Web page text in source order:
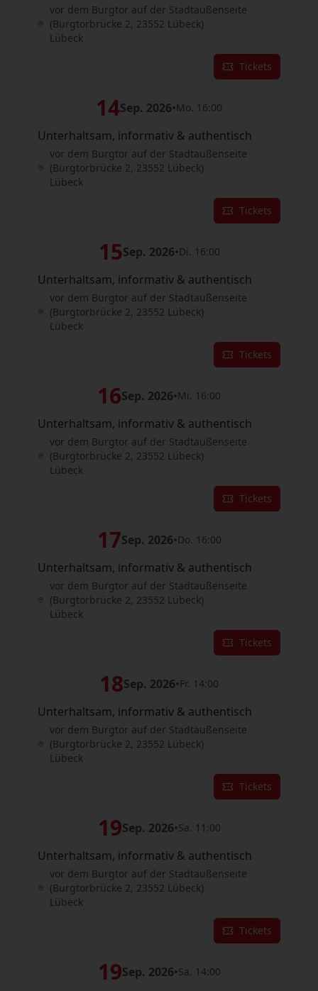
vor dem Burgtor auf der Stadtaußenseite
(Burgtorbrücke 2, 23552 Lübeck)
Lübeck
Tickets
14Sep. 2026•Mo. 16:00
Unterhaltsam, informativ & authentisch
vor dem Burgtor auf der Stadtaußenseite
(Burgtorbrücke 2, 23552 Lübeck)
Lübeck
Tickets
15Sep. 2026•Di. 16:00
Unterhaltsam, informativ & authentisch
vor dem Burgtor auf der Stadtaußenseite
(Burgtorbrücke 2, 23552 Lübeck)
Lübeck
Tickets
16Sep. 2026•Mi. 16:00
Unterhaltsam, informativ & authentisch
vor dem Burgtor auf der Stadtaußenseite
(Burgtorbrücke 2, 23552 Lübeck)
Lübeck
Tickets
17Sep. 2026•Do. 16:00
Unterhaltsam, informativ & authentisch
vor dem Burgtor auf der Stadtaußenseite
(Burgtorbrücke 2, 23552 Lübeck)
Lübeck
Tickets
18Sep. 2026•Fr. 14:00
Unterhaltsam, informativ & authentisch
vor dem Burgtor auf der Stadtaußenseite
(Burgtorbrücke 2, 23552 Lübeck)
Lübeck
Tickets
19Sep. 2026•Sa. 11:00
Unterhaltsam, informativ & authentisch
vor dem Burgtor auf der Stadtaußenseite
(Burgtorbrücke 2, 23552 Lübeck)
Lübeck
Tickets
19Sep. 2026•Sa. 14:00